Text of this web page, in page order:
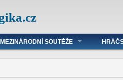
MEZINÁRODNÍ SOUTĚŽE